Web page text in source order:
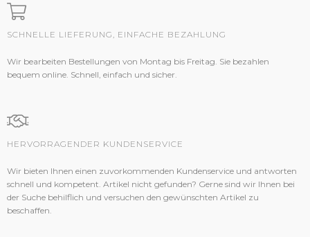
SCHNELLE LIEFERUNG, EINFACHE BEZAHLUNG
Wir bearbeiten Bestellungen von Montag bis Freitag. Sie bezahlen
bequem online. Schnell, einfach und sicher.
HERVORRAGENDER KUNDENSERVICE
Wir bieten Ihnen einen zuvorkommenden Kundenservice und antworten
schnell und kompetent. Artikel nicht gefunden? Gerne sind wir Ihnen bei
der Suche behilflich und versuchen den gewünschten Artikel zu
beschaffen.